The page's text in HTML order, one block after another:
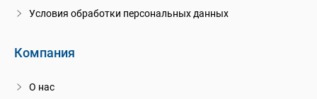
Условия обработки персональных данных
Компания
О нас